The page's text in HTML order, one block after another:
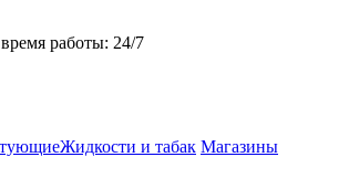
время работы: 24/7
Жидкости и табак Магазины